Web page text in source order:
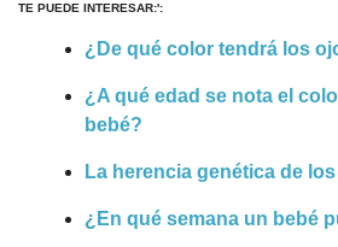
TE PUEDE INTERESAR:':
¿De qué color tendrá los
¿A qué edad se nota el
bebé?
La herencia genética de
¿En qué semana un bebé